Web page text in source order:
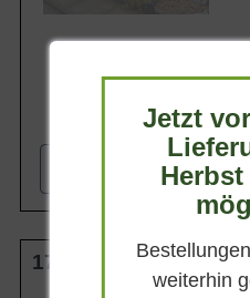
+
175-200 cm m. Db.
Jetzt
weiterhin